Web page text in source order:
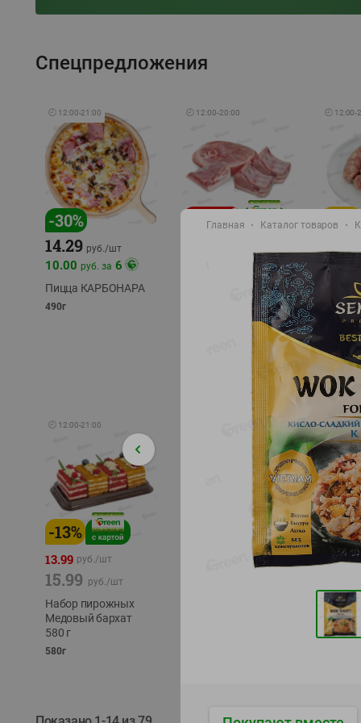
Спецпредложения
🕘 12:00-21:00
-30%
14.29 руб./шт
10.00 руб. за 6
Пицца КАРБОНАРА
490г
🕘 12:00-20:00
кг
полуфабрикат,
охлажденный 1 кг
🕘 12:00-
-17%
9.99
11.99
охлажд
🕘 12:00-21:00
-13%
13.99 руб./шт
15.99 руб./шт
Набор пирожных
Медовый бархат
580 г
580г
-24%
4.99
230г
Главная Каталог товаров